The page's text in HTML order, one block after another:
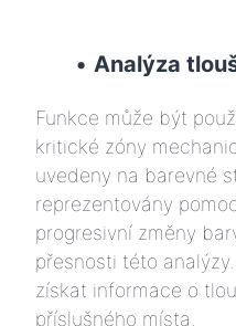
• Analýza
Funkce může být
kritické zóny
uvedeny na barevné
reprezentovány
progresivní změny
přesnosti této
získat informace o
příslušného místa.